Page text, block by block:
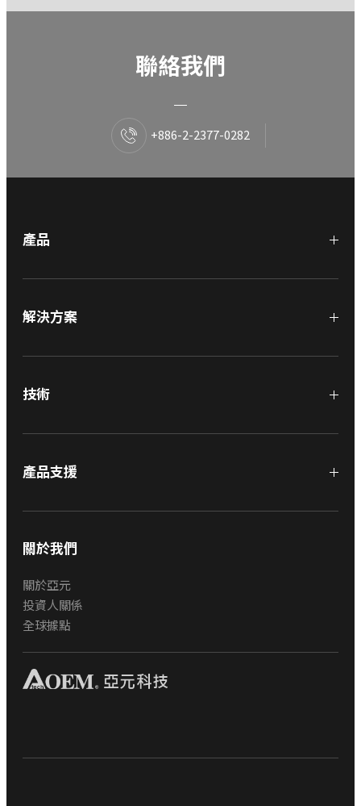
聯絡我們
+886-2-2377-0282
產品
解決方案
技術
產品支援
關於我們
關於亞元
投資人關係
全球據點